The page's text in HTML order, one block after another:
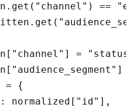
==
=
= {
normalized["id"],